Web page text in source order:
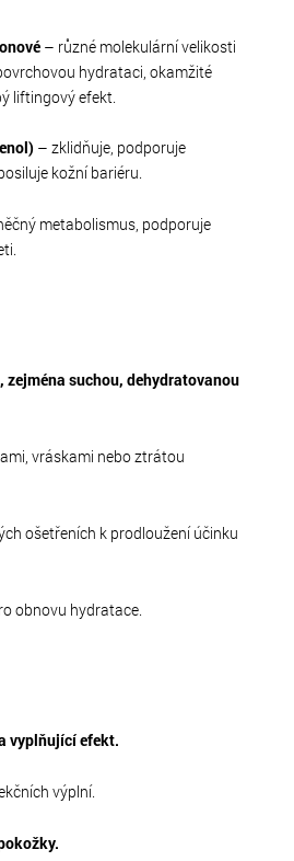
– různé molekulární velikosti
hydrataci, okamžité
liftingový efekt.
– zklidňuje, podporuje
kožní bariéru.
metabolismus, podporuje
zejména suchou, dehydratovanou
vráskami nebo ztrátou
ošetřeních k prodloužení účinku
obnovu hydratace.
vyplňující efekt.
výplní.